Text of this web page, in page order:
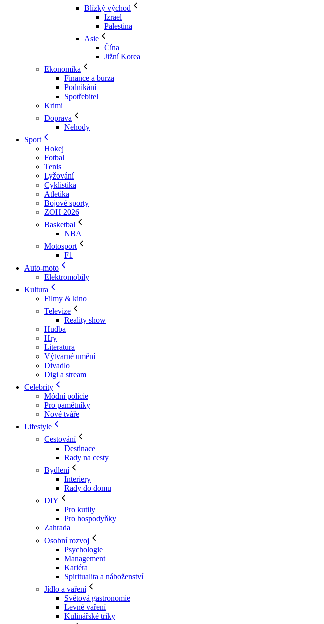
Blízký východ
Izrael
Palestina
Asie
Čína
Jižní Korea
Ekonomika
Finance a burza
Podnikání
Spotřebitel
Krimi
Doprava
Nehody
Sport
Hokej
Fotbal
Tenis
Lyžování
Cyklistika
Atletika
Bojové sporty
ZOH 2026
Basketbal
NBA
Motosport
F1
Auto-moto
Elektromobily
Kultura
Filmy & kino
Televize
Reality show
Hudba
Hry
Literatura
Výtvarné umění
Divadlo
Digi a stream
Celebrity
Módní policie
Pro pamětníky
Nové tváře
Lifestyle
Cestování
Destinace
Rady na cesty
Bydlení
Interiery
Rady do domu
DIY
Pro kutily
Pro hospodyňky
Zahrada
Osobní rozvoj
Psychologie
Management
Kariéra
Spiritualita a náboženství
Jídlo a vaření
Světová gastronomie
Levné vaření
Kulinářské triky